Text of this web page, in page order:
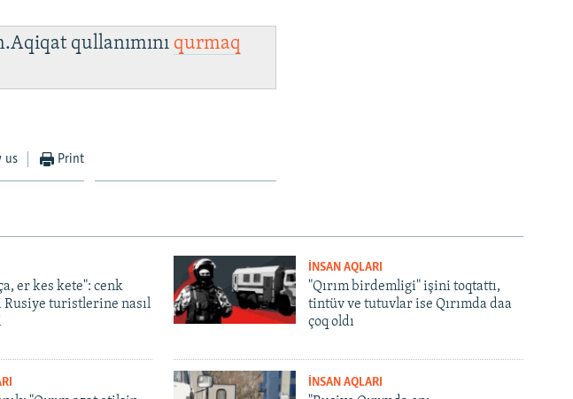
qullanımını qurmaq
us Print
er kes kete": cenk
Rusiye turistlerine nasıl
İNSAN AQLARI
"Qırım birdemligi" işini toqtattı,
tintüv ve tutuvlar ise Qırımda daa
çoq oldı
İNSAN AQLARI